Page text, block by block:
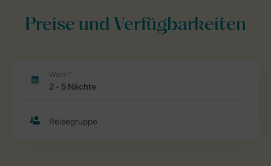
Preise und Verfügbarkeiten